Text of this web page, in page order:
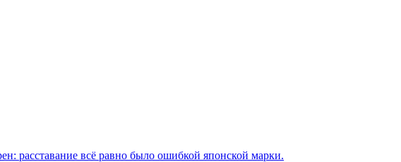
расставание всё равно было ошибкой японской марки.